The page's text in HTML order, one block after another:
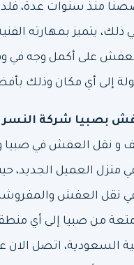
منذ سنوات عدة،
يتميز بمهارته
على أكمل وجه في
إلى أي مكان وذلك
بصبيا شركة النسر
و نقل العفش في صبيا
في منزل العميل الجديد،
نقل العفش
من صبيا إلى أي
السعودية، اتصل الان